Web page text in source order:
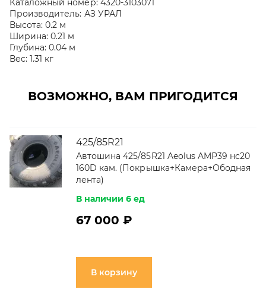
Каталожный номер: 4320-3103071
Производитель: АЗ УРАЛ
Высота: 0.2 м
Ширина: 0.21 м
Глубина: 0.04 м
Вес: 1.31 кг
ВОЗМОЖНО, ВАМ ПРИГОДИТСЯ
425/85R21
Автошина 425/85R21 Aeolus AMP39 нс20
160D кам. (Покрышка+Камера+Ободная
лента)
В наличии 6 ед
67 000 ₽
В корзину